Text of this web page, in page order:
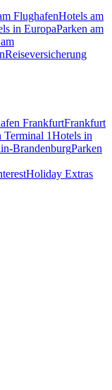
FlughafenHotels am
in EuropaParken am
Reiseversicherung
FrankfurtFrankfurt
Terminal 1Hotels in
BrandenburgParken
Holiday Extras